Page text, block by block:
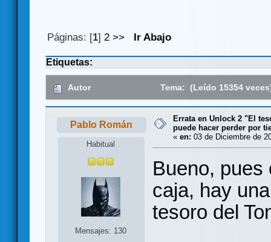
Páginas: [1]2 >> Ir Abajo
Etiquetas:
Autor Tema: (Leído 15354
Pablo Román
Habitual
Mensajes: 130
Errata en Unlock 2 "El
puede hacer perder por
« en: 03 de Diciembre de
Bueno, pues
caja, hay
tesoro del